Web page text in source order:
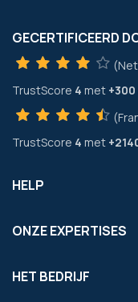
GECERTIFICEERD
TrustScore 4 met +300
TrustScore 4 met
HELP
ONZE EXPERTISES
HET BEDRIJF